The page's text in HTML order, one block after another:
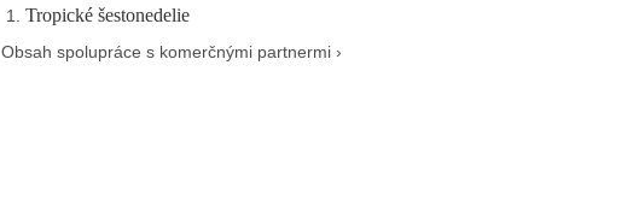
Tropické šestonedelie
Obsah spolupráce s komerčnými partnermi ›